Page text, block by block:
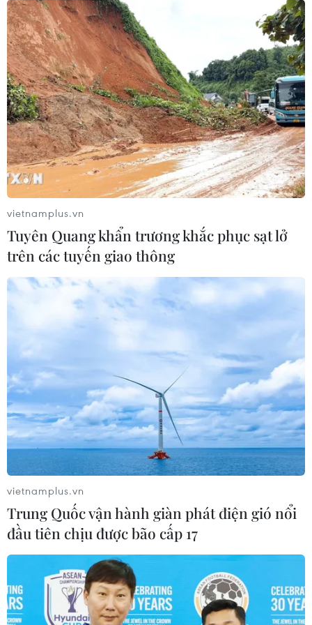
Hà Nội tặng gần 4.000 máy tính và 10.000
sim Internet cho học sinh
15/09/2021 10:58
Gần 4.000 bộ máy tính và 10.000 sim data truy cập
internet miễn phí đã được các tổ chức trong và ngoài
ngành trao tặng để gửi tới những học sinh gặp khó
vietnamplus.vn
Tuyên Quang khẩn trương khắc phục sạt lở
trên các tuyến giao thông
vietnamplus.vn
Trung Quốc vận hành giàn phát điện gió nổi
đầu tiên chịu được bão cấp 17